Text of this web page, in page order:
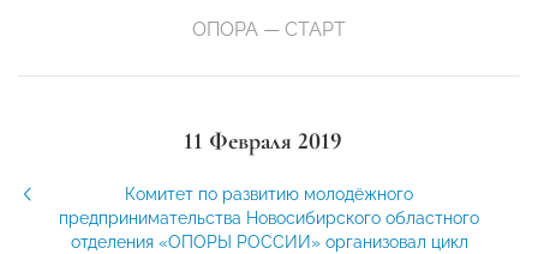
ОПОРА — СТАРТ
11 Февраля 2019
Комитет по развитию молодёжного
предпринимательства Новосибирского областного
отделения «ОПОРЫ РОССИИ» организовал цикл